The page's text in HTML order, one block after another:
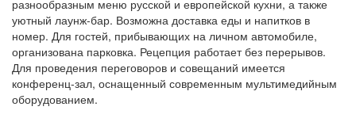
разнообразным меню русской и европейской кухни, а также
уютный лаунж-бар. Возможна доставка еды и напитков в
номер. Для гостей, прибывающих на личном автомобиле,
организована парковка. Рецепция работает без перерывов.
Для проведения переговоров и совещаний имеется
конференц-зал, оснащенный современным мультимедийным
оборудованием.